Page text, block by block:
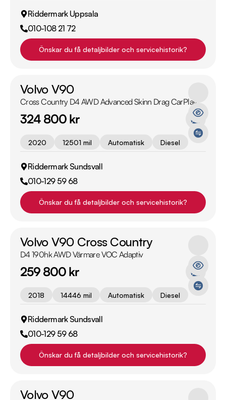
Riddermark Uppsala
010-108 21 72
Önskar du få detaljbilder och servicehistorik?
Volvo V90
Cross Country D4 AWD Advanced Skinn Drag CarPlay
324 800 kr
2020 12501 mil Automatisk Diesel
Riddermark Sundsvall
010-129 59 68
Önskar du få detaljbilder och servicehistorik?
Volvo V90 Cross Country
D4 190hk AWD Värmare VOC Adaptiv
259 800 kr
2018 14446 mil Automatisk Diesel
Riddermark Sundsvall
010-129 59 68
Önskar du få detaljbilder och servicehistorik?
Volvo V90